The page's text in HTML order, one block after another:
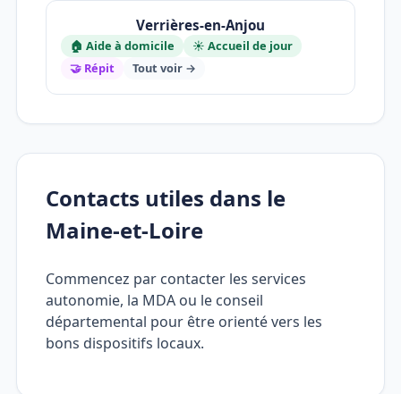
Verrières-en-Anjou
🏠 Aide à domicile
☀️ Accueil de jour
🤝 Répit
Tout voir →
Contacts utiles dans le
Maine-et-Loire
Commencez par contacter les services
autonomie, la MDA ou le conseil
départemental pour être orienté vers les
bons dispositifs locaux.